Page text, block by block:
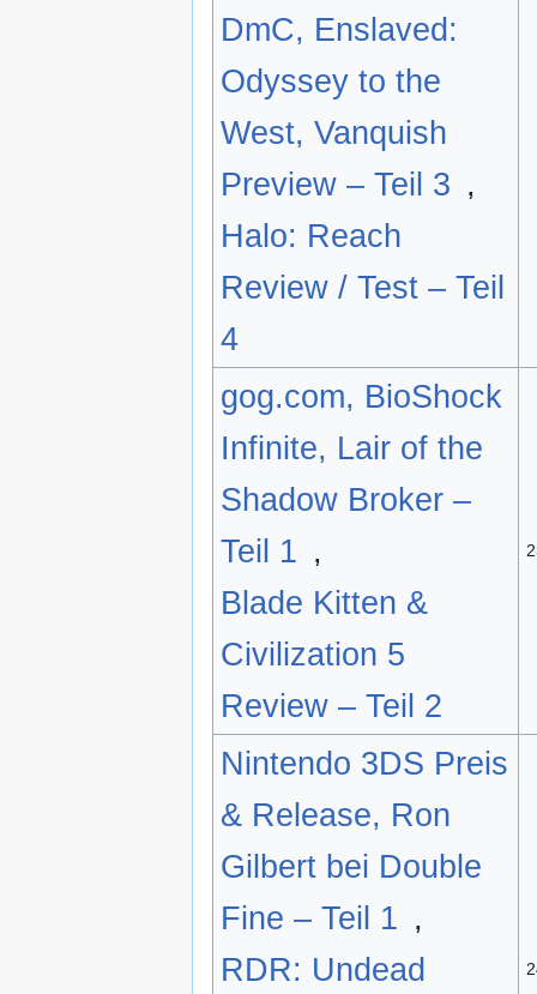
DmC, Enslaved:
Odyssey to the
West, Vanquish
Preview – Teil 3 ,
Halo: Reach
Review / Test – Teil
4
gog.com, BioShock
Infinite, Lair of the
Shadow Broker –
Teil 1 ,
Blade Kitten &
Civilization 5
Review – Teil 2
Nintendo 3DS Preis
& Release, Ron
Gilbert bei Double
Fine – Teil 1 ,
RDR: Undead